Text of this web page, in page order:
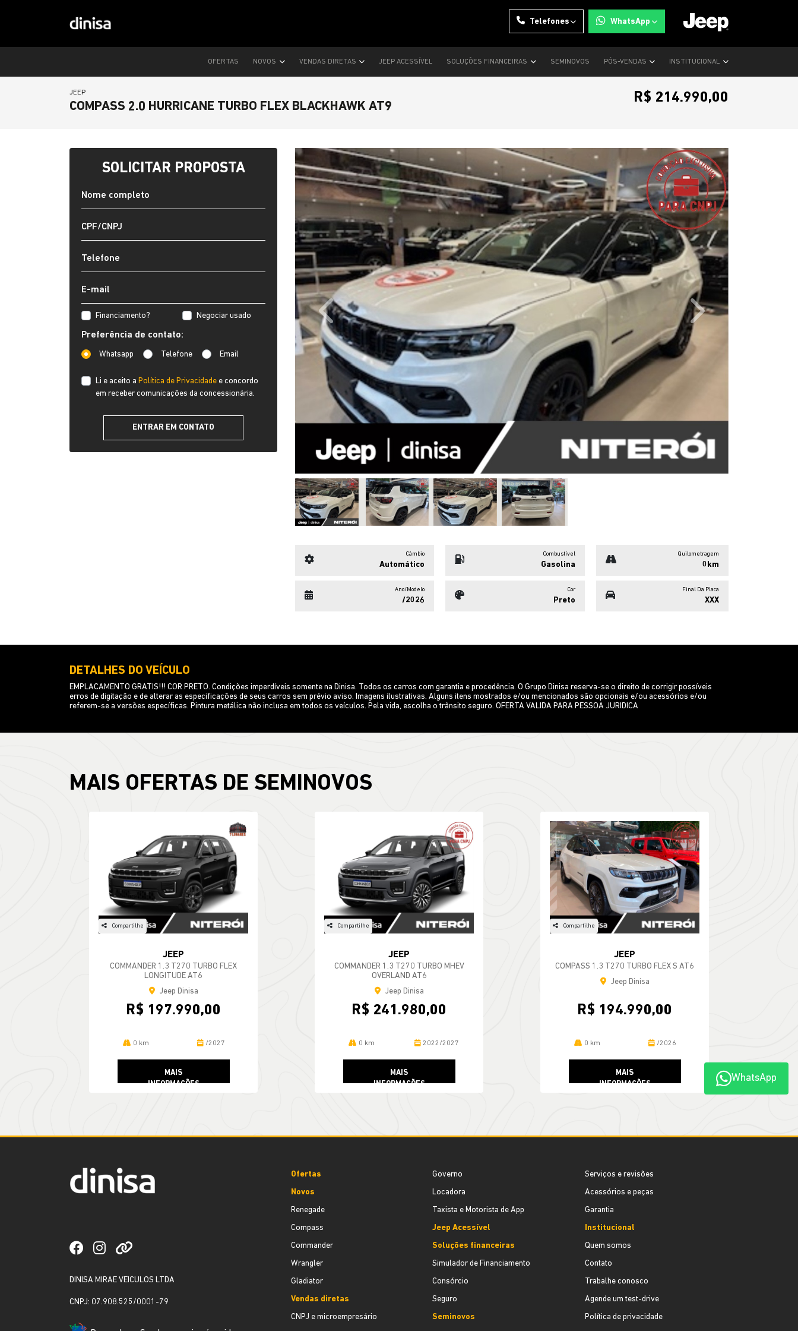
Telefones WhatsApp
OFERTAS NOVOS VENDAS DIRETAS JEEP ACESSÍVEL SOLUÇÕES FINANCEIRAS SEMINOVOS PÓS-VENDAS INSTITUCIONAL
JEEP
COMPASS 2.0 HURRICANE TURBO FLEX BLACKHAWK AT9
R$ 214.990,00
Previous Next
Automático Gasolina
Ano/Modelo
/2026 Preto
SOLICITAR PROPOSTA
Financiamento? Negociar usado
Preferência de contato:
Whatsapp Telefone Email
Li e aceito a Política de Privacidade e concordo
em receber comunicações da concessionária.
ENTRAR EM CONTATO
EMPLACAMENTO GRATIS!!! COR PRETO. Condições imperdíveis somente na Dinisa. Todos os carros com garantia e procedência. O Grupo Dinisa reserva-se o direito de corrigir possíveis
MAIS OFERTAS DE SEMINOVOS
JEEP
COMMANDER 1.3 T270 TURBO FLEX
LONGITUDE AT6
Jeep Dinisa
R$ 197.990,00
INFORMAÇÕES
JEEP
COMMANDER 1.3 T270 TURBO MHEV
OVERLAND AT6
Jeep Dinisa
R$ 241.980,00
INFORMAÇÕES
Compartilhe
JEEP
COMPASS 1.3 T270 TURBO FLEX S AT6
Jeep Dinisa
R$ 194.990,00
MAIS
WhatsApp
DINISA MIRAE VEICULOS LTDA
CNPJ: 07.908.525/0001-79
Ofertas
Novos
Renegade
Compass
Commander
Wrangler
Gladiator
Vendas diretas
CNPJ e microempresário
Governo
Locadora
Taxista e Motorista de App
Jeep Acessível
Soluções financeiras
Simulador de Financiamento
Consórcio
Seguro
Seminovos
Serviços e revisões
Acessórios e peças
Garantia
Institucional
Quem somos
Contato
Trabalhe conosco
Agende um test-drive
Política de privacidade